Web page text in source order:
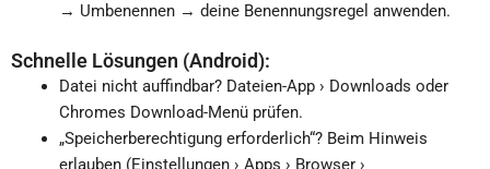
→ Umbenennen → deine Benennungsregel anwenden.
Schnelle Lösungen (Android):
Datei nicht auffindbar? Dateien-App › Downloads oder
Chromes Download-Menü prüfen.
„Speicherberechtigung erforderlich“? Beim Hinweis
erlauben (Einstellungen › Apps › Browser ›